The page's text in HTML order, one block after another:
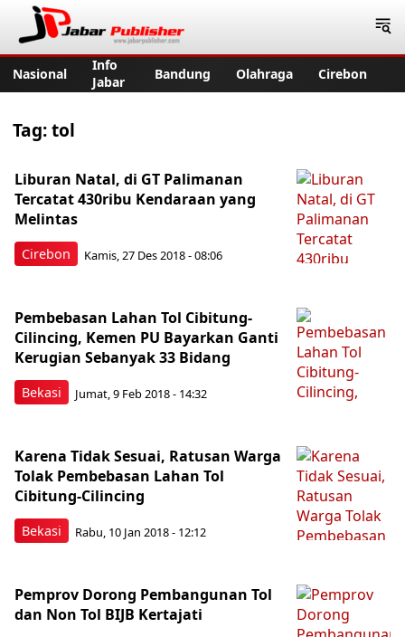
Nasional
Info
Jabar
Bandung Olahraga Cirebon
Tag:tol
Cirebon
Liburan Natal, di GT Palimanan
Tercatat 430ribu Kendaraan yang
Melintas
Kamis, 27 Des 2018 - 08:06
Bekasi
Pembebasan Lahan Tol Cibitung-
Cilincing, Kemen PU Bayarkan Ganti
Kerugian Sebanyak 33 Bidang
Jumat, 9 Feb 2018 - 14:32
Bekasi
Karena Tidak Sesuai, Ratusan Warga
Tolak Pembebasan Lahan Tol
Cibitung-Cilincing
Rabu, 10 Jan 2018 - 12:12
Pemprov Dorong Pembangunan Tol
dan Non Tol BIJB Kertajati